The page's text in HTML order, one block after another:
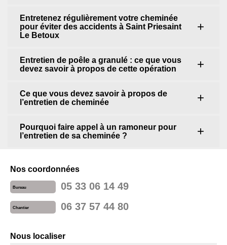
Entretenez régulièrement votre cheminée
pour éviter des accidents à Saint Priesaint
Le Betoux
Entretien de poêle a granulé : ce que vous
devez savoir à propos de cette opération
Ce que vous devez savoir à propos de
l’entretien de cheminée
Pourquoi faire appel à un ramoneur pour
l’entretien de sa cheminée ?
Nos coordonnées
Bureau 05 33 06 14 49
Chantier 06 37 57 44 80
Nous localiser